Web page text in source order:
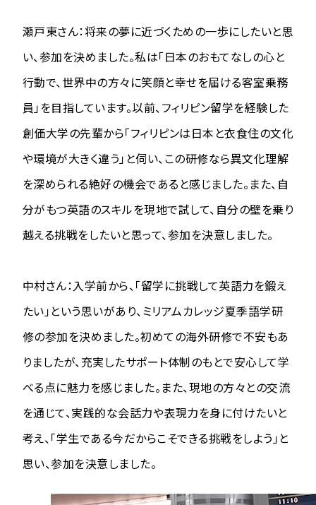
瀬戸東さん：将来の夢に近づくための一歩にしたいと思
い、参加を決めました。私は「日本のおもてなしの心と
行動で、世界中の方々に笑顔と幸せを届ける客室乗務
員」を目指しています。以前、フィリピン留学を経験した
創価大学の先輩から「フィリピンは日本と衣食住の文化
や環境が大きく違う」と伺い、この研修なら異文化理解
を深められる絶好の機会であると感じました。また、自
分がもつ英語のスキルを現地で試して、自分の壁を乗り
越える挑戦をしたいと思って、参加を決意しました。
中村さん：入学前から、「留学に挑戦して英語力を鍛え
たい」という思いがあり、ミリアムカレッジ夏季語学研
修の参加を決めました。初めての海外研修で不安もあ
りましたが、充実したサポート体制のもとで安心して学
べる点に魅力を感じました。また、現地の方々との交流
を通じて、実践的な会話力や表現力を身に付けたいと
考え、「学生である今だからこそできる挑戦をしよう」と
思い、参加を決意しました。